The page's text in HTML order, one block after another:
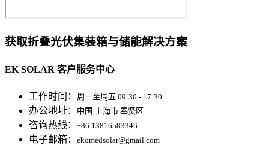
获取折叠光伏集装箱与储能解决方案
EK SOLAR 客户服务中心
工作时间： 周一至周五 09:30 - 17:30
办公地址： 中国·上海市 奉贤区
咨询热线： +86 13816583346
电子邮箱： ekomedsolar@gmail.com